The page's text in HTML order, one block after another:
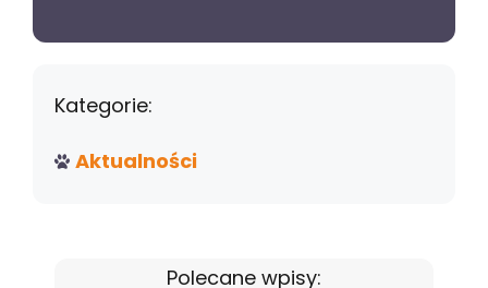
Kategorie:
Aktualności
Polecane wpisy: